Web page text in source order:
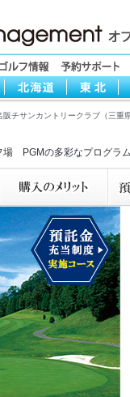
チサンカントリークラブ（三重
場 PGMの多彩なプログラ